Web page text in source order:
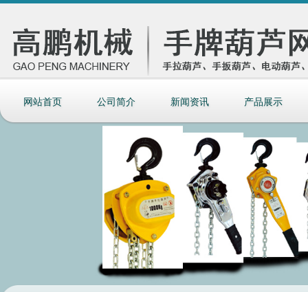
网站首页 公司简介 新闻资讯 产品展示